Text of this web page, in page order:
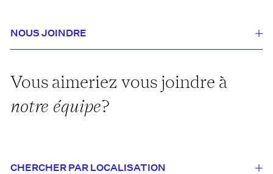
NOUS JOINDRE
Vous aimeriez vous joindre à
notre équipe?
CHERCHER PAR LOCALISATION